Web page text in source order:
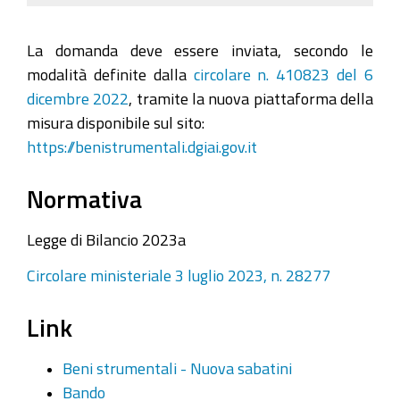
La domanda deve essere inviata, secondo le
modalità definite dalla circolare n. 410823 del 6
dicembre 2022
, tramite la nuova piattaforma della
misura disponibile sul sito:
https://benistrumentali.dgiai.gov.it
Normativa
Legge di Bilancio 2023a
Circolare ministeriale 3 luglio 2023, n. 28277
Link
Beni strumentali - Nuova sabatini
Bando